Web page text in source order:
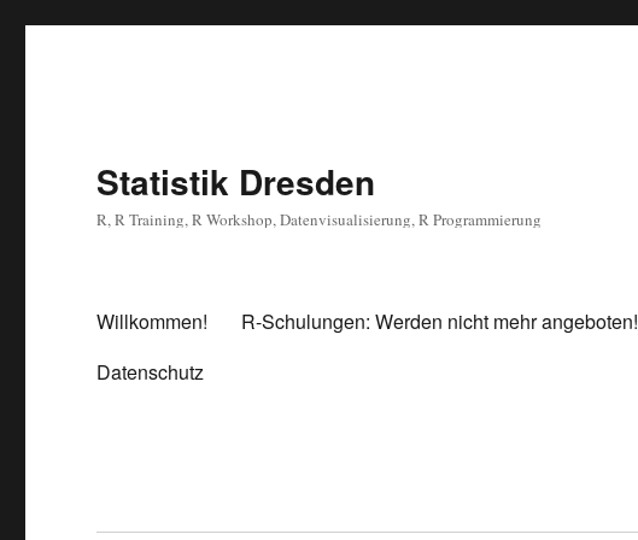
Statistik Dresden
R, R Training, R Workshop, Datenvisualisierung, R Programmierung
Willkommen! R-Schulungen: Werden nicht mehr angeboten!
Datenschutz